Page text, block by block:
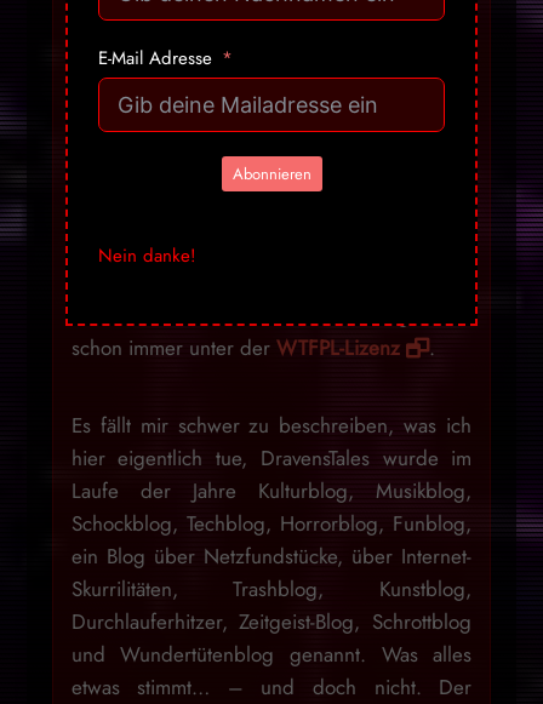
schmieren, um auf irgendwelche Weise
Erwartungen zu erfüllen, daher werde ich
dieses Design beibehalten, denn irgendwann
werde ich diese politischen Statements
hoffentlich auch wieder sein lassen können,
denn es ist nicht mein Ziel, ewig so
selbst, wie er damit umgeht. Gerne dürfen
schon immer unter der WTFPL-Lizenz .
Es fällt mir schwer zu beschreiben, was ich
hier eigentlich tue, DravensTales wurde im
Laufe der Jahre Kulturblog, Musikblog,
Schockblog, Techblog, Horrorblog, Funblog,
ein Blog über Netzfundstücke, über Internet-
Skurrilitäten, Trashblog, Kunstblog,
Durchlauferhitzer, Zeitgeist-Blog, Schrottblog
und Wundertütenblog genannt. Was alles
etwas stimmt… – und doch nicht. Der
E-Mail Adresse
Abonnieren
Nein danke!